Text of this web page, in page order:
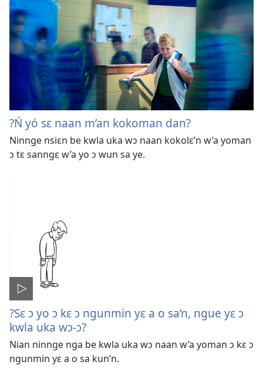
?Ń yó sɛ naan m’an kokoman dan?
Ninnge nsiɛn be kwla uka wɔ naan kokolɛ’n w’a yoman
ɔ tɛ sanngɛ w’a yo ɔ wun sa ye.
?Sɛ ɔ yo ɔ kɛ ɔ ngunmin yɛ a o sa’n, ngue yɛ ɔ
kwla uka wɔ-ɔ?
Nian ninnge nga be kwla uka wɔ naan w’a yoman ɔ kɛ ɔ
ngunmin yɛ a o sa kun’n.